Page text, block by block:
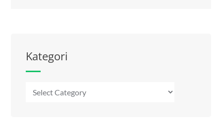
Kategori
Kategori